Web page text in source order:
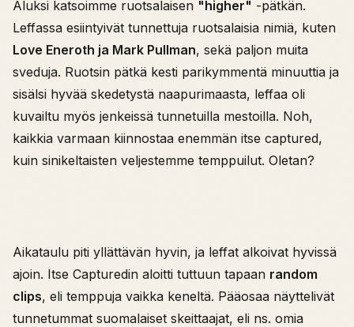
Aluksi katsoimme ruotsalaisen "higher" -pätkän.
Leffassa esiintyivät tunnettuja ruotsalaisia nimiä, kuten
Love Eneroth ja Mark Pullman, sekä paljon muita
sveduja. Ruotsin pätkä kesti parikymmentä minuuttia ja
sisälsi hyvää skedetystä naapurimaasta, leffaa oli
kuvailtu myös jenkeissä tunnetuilla mestoilla. Noh,
kaikkia varmaan kiinnostaa enemmän itse captured,
kuin sinikeltaisten veljestemme temppuilut. Oletan?
Aikataulu piti yllättävän hyvin, ja leffat alkoivat hyvissä
ajoin. Itse Capturedin aloitti tuttuun tapaan random
clips, eli temppuja vaikka keneltä. Pääosaa näyttelivät
tunnetummat suomalaiset skeittaajat, eli ns. omia